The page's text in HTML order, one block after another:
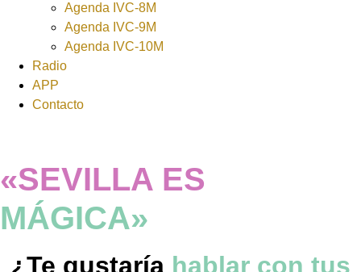
Agenda IVC-8M
Agenda IVC-9M
Agenda IVC-10M
Radio
APP
Contacto
«SEVILLA ES
MÁGICA»
¿Te gustaría hablar con tus